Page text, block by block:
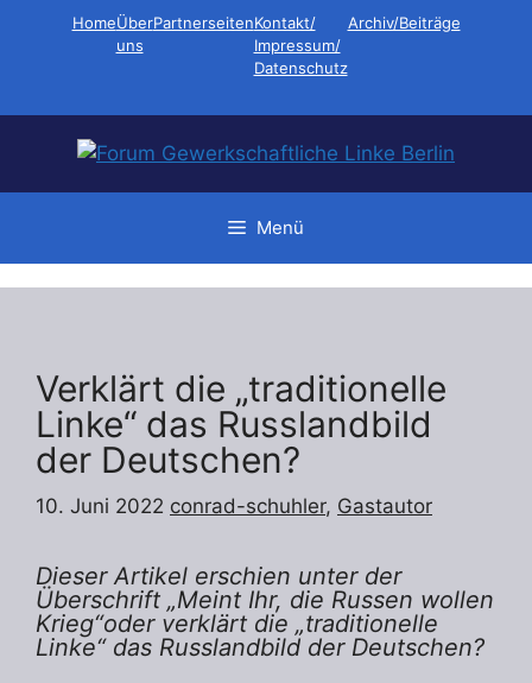
HomeÜber
uns
PartnerseitenKontakt/
Impressum/
Datenschutz
Archiv/Beiträge
Menü
Verklärt die „traditionelle
Linke“ das Russlandbild
der Deutschen?
10. Juni 2022 conrad-schuhler, Gastautor
Dieser Artikel erschien unter der
Überschrift „Meint Ihr, die Russen wollen
Krieg“oder verklärt die „traditionelle
Linke“ das Russlandbild der Deutschen?